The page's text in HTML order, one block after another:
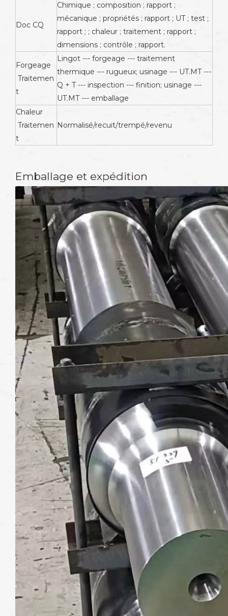
Doc CQ
Chimique ; composition ; rapport ;
mécanique ; propriétés ; rapport ; UT ; test ;
rapport ; ; chaleur ; traitement ; rapport ;
dimensions ; contrôle ; rapport.
Forgeage
Traitemen
t
Lingot --- forgeage --- traitement
thermique --- rugueux; usinage --- UT.MT ---
Q + T --- inspection --- finition; usinage ---
UT.MT --- emballage
Chaleur
Traitemen
t
Normalisé/recuit/trempé/revenu
Emballage et expédition